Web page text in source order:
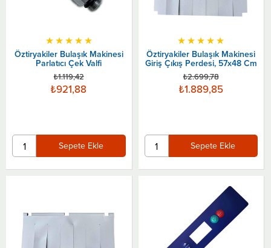
Öztiryakiler Bulaşık Makinesi
Parlatıcı Çek Valfi
★★★★★
₺921,88
₺1.119,42
Sepete Ekle
Öztiryakiler Bulaşık Makinesi
Giriş Çıkış Perdesi, 57x48 Cm
★★★★★
₺1.889,85
₺2.699,78
Sepete Ekle